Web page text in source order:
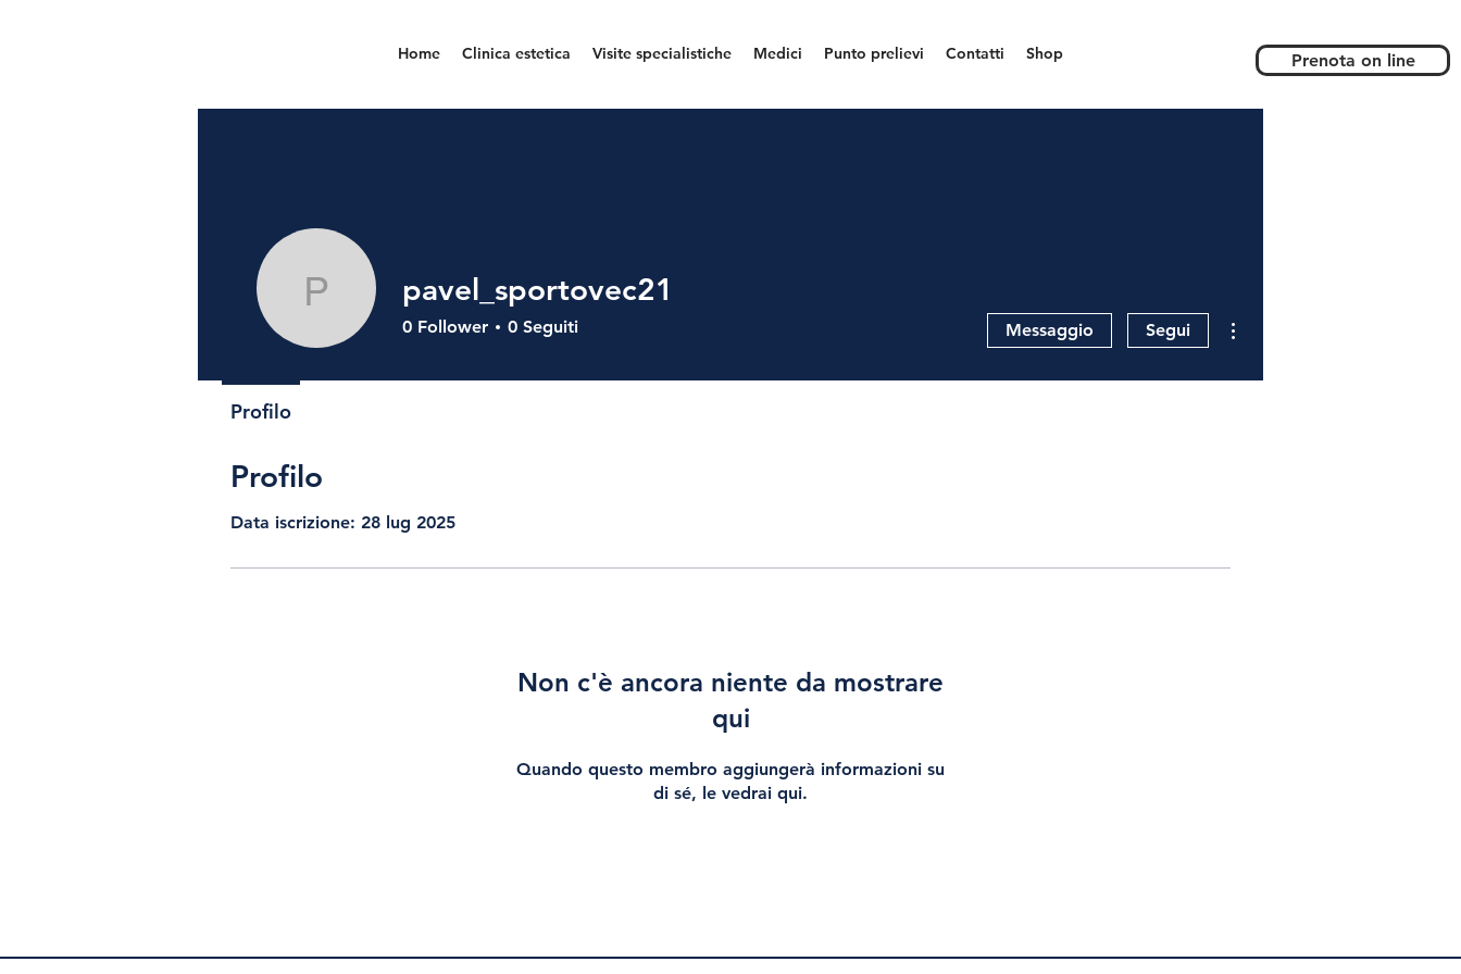
Home Clinica estetica Visite specialistiche Medici Punto prelievi Contatti Shop Prenota on line
Profilo
Data iscrizione: 28 lug 2025
Non c'è ancora niente da mostrare
qui
Quando questo membro aggiungerà informazioni su
di sé, le vedrai qui.
pavel_sportovec21
pavel_sportovec21
0 Follower 0 Seguiti Messaggio Segui
Profilo